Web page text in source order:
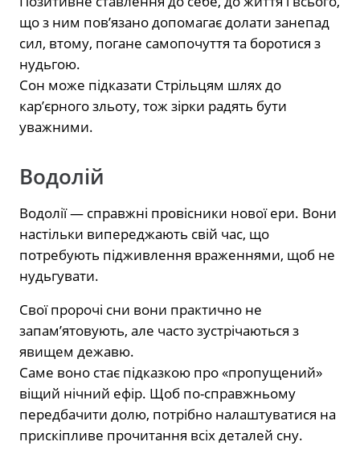
що з ним пов’язано допомагає долати занепад
сил, втому, погане самопочуття та боротися з
нудьгою.
Сон може підказати Стрільцям шлях до
кар’єрного зльоту, тож зірки радять бути
уважними.
Водолій
Водолії — справжні провісники нової ери. Вони
настільки випереджають свій час, що
потребують підживлення враженнями, щоб не
нудьгувати.
Свої пророчі сни вони практично не
запам’ятовують, але часто зустрічаються з
явищем дежавю.
Саме воно стає підказкою про «пропущений»
віщий нічний ефір. Щоб по-справжньому
передбачити долю, потрібно налаштуватися на
прискіпливе прочитання всіх деталей сну.